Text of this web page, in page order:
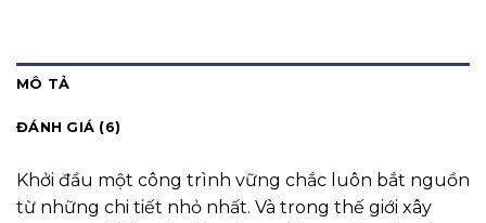
MÔ TẢ
ĐÁNH GIÁ (6)
Khởi đầu một công trình vững chắc luôn bắt nguồn
từ những chi tiết nhỏ nhất. Và trong thế giới xây